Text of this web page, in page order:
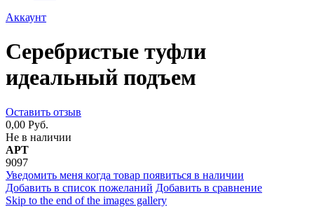
Аккаунт
Серебристые туфли
идеальный подъем
Оставить отзыв
0,00 Руб.
Не в наличии
АРТ
9097
Уведомить меня когда товар появиться в наличии
Добавить в список пожеланий Добавить в сравнение
Skip to the end of the images gallery